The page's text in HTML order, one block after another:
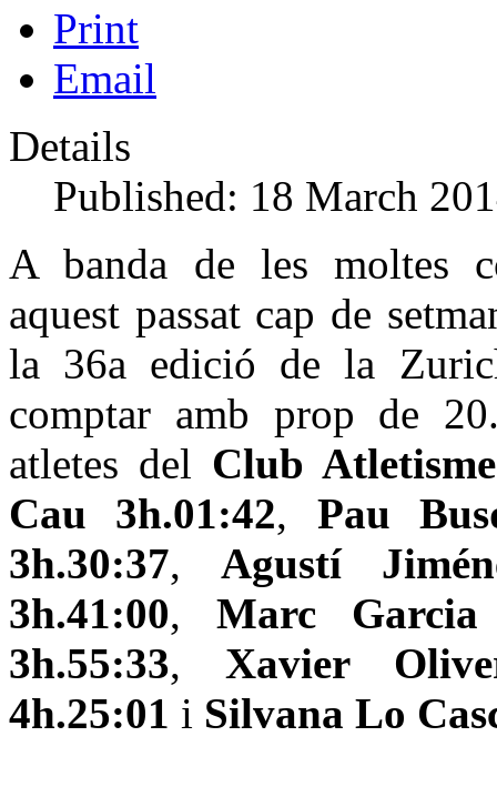
Print
Email
Details
Published: 18 March
A banda de les moltes
aquest passat cap de
la 36a edició de la
comptar amb prop de
atletes del Club
Cau 3h.01:42, Pau
3h.30:37, Agustí
3h.41:00,Marc Garcia
3h.55:33, Xavier
4h.25:01 i Silvana Lo